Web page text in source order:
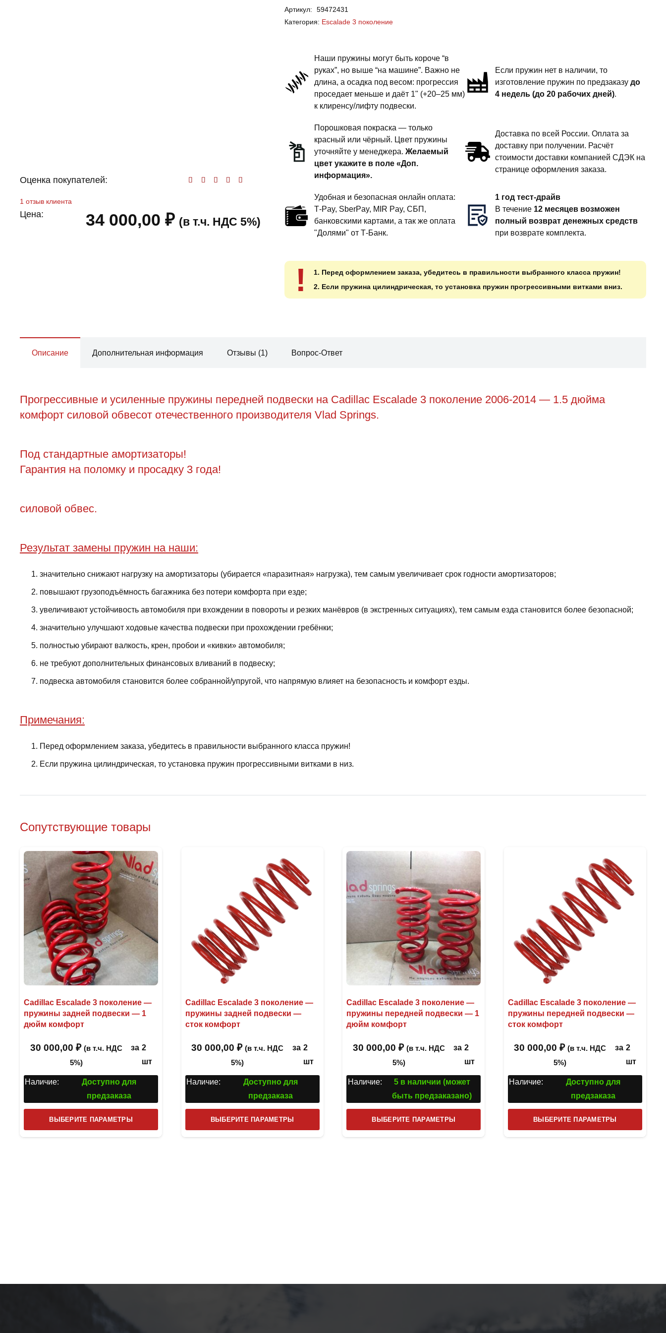
Оценка покупателей:
1 отзыв клиента
Цена: 34 000,00₽ (в т.ч. НДС 5%)
Escalade
3
пружины
передней
подвески
силовой
обвес
Артикул:
59472431
Категория: Escalade 3 поколение
Наши пружины могут быть короче “в
руках”, но выше “на машине”. Важно не
длина, а осадка под весом: прогрессия
проседает меньше и даёт 1" (+20–25 мм)
к клиренсу/лифту подвески.
Если пружин нет в наличии, то
изготовление пружин по предзаказудо
4 недель (до 20 рабочих дней).
Порошковая покраска — только
красный или чёрный. Цвет пружины
уточняйте у менеджера.Желаемый
цвет укажите в поле «Доп.
информация».
Доставка по всей России. Оплата за
доставку при получении. Расчёт
стоимости доставки компанией СДЭК на
странице оформления заказа.
Удобная и безопасная онлайн оплата:
T‑Pay, SberPay, MIR Pay, СБП,
банковскими картами, а так же оплата
"Долями" от Т-Банк.
1 год тест-драйв
В течение 12 месяцев возможен
полный возврат денежных средств
при возврате комплекта.
!
1. Перед оформлением заказа, убедитесь в правильности выбранного класса пружин!
2. Если пружина цилиндрическая, то установка пружин прогрессивными витками вниз.
Описание Дополнительная информация Отзывы (1) Вопрос-Ответ
Прогрессивные и усиленные пружины передней подвески на Cadillac Escalade 3 поколение 2006-2014 — 1.5 дюйма
комфорт силовой обвесот отечественного производителя Vlad Springs.
Под стандартные амортизаторы!
Гарантия на поломку и просадку 3 года!
силовой обвес.
Результат замены пружин на наши:
значительно снижают нагрузку на амортизаторы (убирается «паразитная» нагрузка), тем самым увеличивает срок годности амортизаторов;
повышают грузоподъёмность багажника без потери комфорта при езде;
увеличивают устойчивость автомобиля при вхождении в повороты и резких манёвров (в экстренных ситуациях), тем самым езда становится более безопасной;
значительно улучшают ходовые качества подвески при прохождении гребёнки;
полностью убирают валкость, крен, пробои и «кивки» автомобиля;
не требуют дополнительных финансовых вливаний в подвеску;
подвеска автомобиля становится более собранной/упругой, что напрямую влияет на безопасность и комфорт езды.
Примечания:
Перед оформлением заказа, убедитесь в правильности выбранного класса пружин!
Если пружина цилиндрическая, то установка пружин прогрессивными витками в низ.
Сопутствующие товары
Cadillac Escalade 3 поколение —
пружины задней подвески — 1
дюйм комфорт
30 000,00 ₽ (в т.ч. НДС
5%)
за 2
шт
Наличие:
Доступно для
предзаказа
ВЫБЕРИТЕ ПАРАМЕТРЫ
товар
Cadillac Escalade 3 поколение —
пружины задней подвески —
сток комфорт
30 000,00₽ (в т.ч. НДС
5%)
за 2
шт
Наличие:
Доступно для
предзаказа
ВЫБЕРИТЕ ПАРАМЕТРЫ
товар
Cadillac Escalade 3 поколение —
пружины передней подвески — 1
дюйм комфорт
30 000,00 ₽ (в т.ч. НДС
5%)
за 2
шт
Наличие:
5 в наличии (может
быть предзаказано)
ВЫБЕРИТЕ ПАРАМЕТРЫ
товар
Cadillac Escalade 3 поколение —
пружины передней подвески —
сток комфорт
30 000,00₽ (в т.ч. НДС
5%)
за 2
шт
Наличие:
Доступно для
предзаказа
ВЫБЕРИТЕ ПАРАМЕТРЫ
товар